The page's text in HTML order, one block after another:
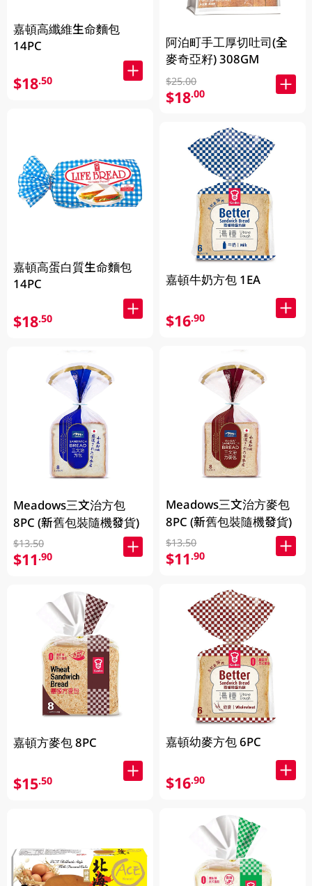
嘉頓高纖維生命麵包
14PC
$18.50
嘉頓高蛋白質生命麵包
14PC
$18.50
Meadows三文治方包
8PC (新舊包裝隨機發貨)
$13.50
$11.90
嘉頓方麥包 8PC
$15.50
阿泊町手工厚切吐司(全
麥奇亞籽) 308GM
$25.00
$18.00
嘉頓牛奶方包 1EA
$16.90
Meadows三文治方麥包
8PC (新舊包裝隨機發貨)
$13.50
$11.90
嘉頓幼麥方包 6PC
$16.90